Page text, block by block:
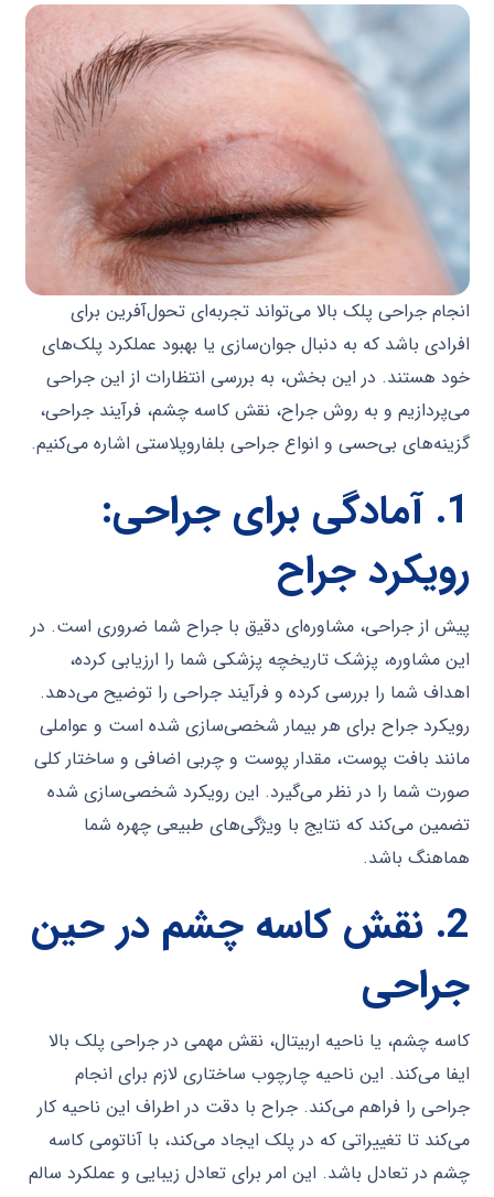
انجام جراحی پلک بالا می‌تواند تجربه‌ای تحول‌آفرین برای
افرادی باشد که به دنبال جوان‌سازی یا بهبود عملکرد پلک‌های
خود هستند. در این بخش، به بررسی انتظارات از این جراحی
می‌پردازیم و به روش جراح، نقش کاسه چشم، فرآیند جراحی،
گزینه‌های بی‌حسی و انواع جراحی بلفاروپلاستی اشاره می‌کنیم.
1. آمادگی برای جراحی:
رویکرد جراح
پیش از جراحی، مشاوره‌ای دقیق با جراح شما ضروری است. در
این مشاوره، پزشک تاریخچه پزشکی شما را ارزیابی کرده،
اهداف شما را بررسی کرده و فرآیند جراحی را توضیح می‌دهد.
رویکرد جراح برای هر بیمار شخصی‌سازی شده است و عواملی
مانند بافت پوست، مقدار پوست و چربی اضافی و ساختار کلی
صورت شما را در نظر می‌گیرد. این رویکرد شخصی‌سازی شده
تضمین می‌کند که نتایج با ویژگی‌های طبیعی چهره شما
هماهنگ باشد.
2. نقش کاسه چشم در حین
جراحی
کاسه چشم، یا ناحیه اربیتال، نقش مهمی در جراحی پلک بالا
ایفا می‌کند. این ناحیه چارچوب ساختاری لازم برای انجام
جراحی را فراهم می‌کند. جراح با دقت در اطراف این ناحیه کار
می‌کند تا تغییراتی که در پلک ایجاد می‌کند، با آناتومی کاسه
چشم در تعادل باشد. این امر برای تعادل زیبایی و عملکرد سالم